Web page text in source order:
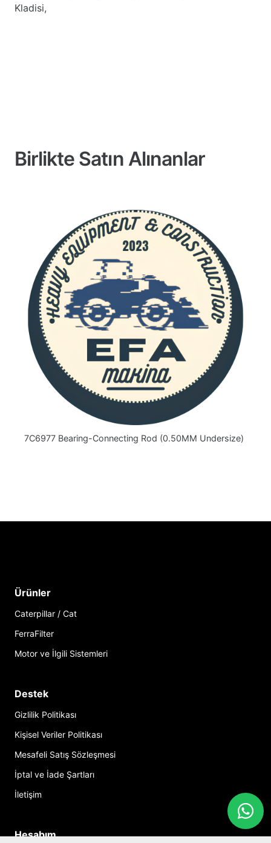
Kladisi,
Birlikte Satın Alınanlar
7C6977 Bearing-Connecting Rod (0.50MM Undersize)
Ürünler
Caterpillar / Cat
FerraFilter
Motor ve İlgili Sistemleri
Destek
Gizlilik Politikası
Kişisel Veriler Politikası
Mesafeli Satış Sözleşmesi
İptal ve İade Şartları
İletişim
Hesabım